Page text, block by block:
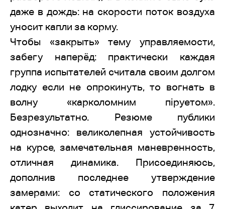
даже в дождь: на скорости поток воздуха
уносит капли за корму.
Чтобы «закрыть» тему управляемости,
забегу наперёд: практически каждая
группа испытателей считала своим долгом
лодку если не опрокинуть, то вогнать в
волну «карколомним піруетом».
Безрезультатно. Резюме публики
однозначно: великолепная устойчивость
на курсе, замечательная маневренность,
отличная динамика. Присоединяюсь,
дополнив последнее утверждение
замерами: со статического положения